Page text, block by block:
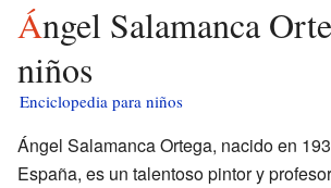
Ángel Salamanca Ortega para
niños
Enciclopedia para niños
Ángel Salamanca Ortega, nacido en
España, es un talentoso pintor y